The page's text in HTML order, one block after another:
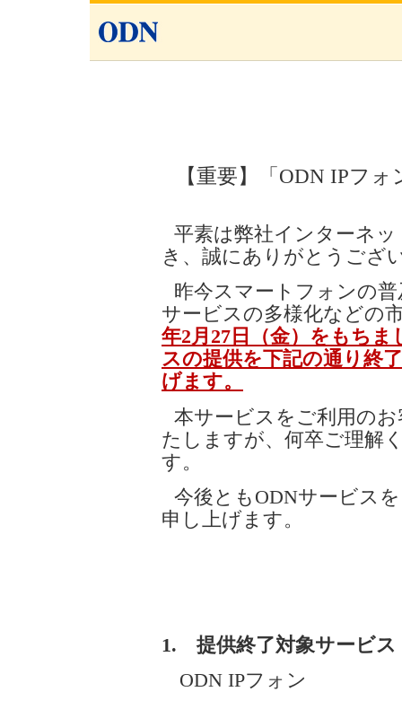
【重要】「ODN IPフ
平素は弊社インターネ
き、誠にありがとうござ
昨今スマートフォンの
サービスの多様化などの
年2月27日（金）をもち
スの提供を下記の通り終
げます。
本サービスをご利用の
たしますが、何卒ご理解
す。
今後ともODNサービス
申し上げます。
1. 提供終了対象サービス
ODN IPフォン